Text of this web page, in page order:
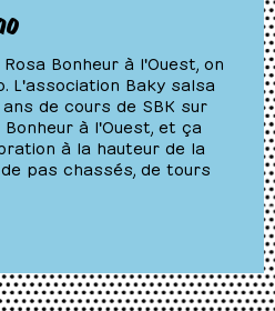
Bonheur à l'Ouest, on
L'association Baky salsa
de cours de SBK sur
à l'Ouest, et ça
à la hauteur de la
pas chassés, de tours